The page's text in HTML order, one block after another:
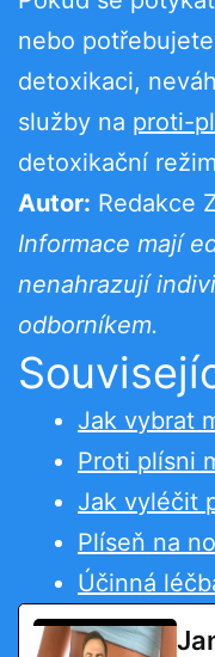
nebo
detoxikaci,
služby na proti-
detoxikační
Autor: Redakce
Informace mají
nenahrazují
odborníkem.
Jak vybrat
Proti plísni
Jak vyléčit
Plíseň na
Účinná